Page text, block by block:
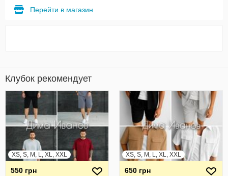
Перейти в магазин
Клубок рекомендует
XS, S, M, L, XL, XXL
550 грн
XS, S, M, L, XL, XXL
650 грн